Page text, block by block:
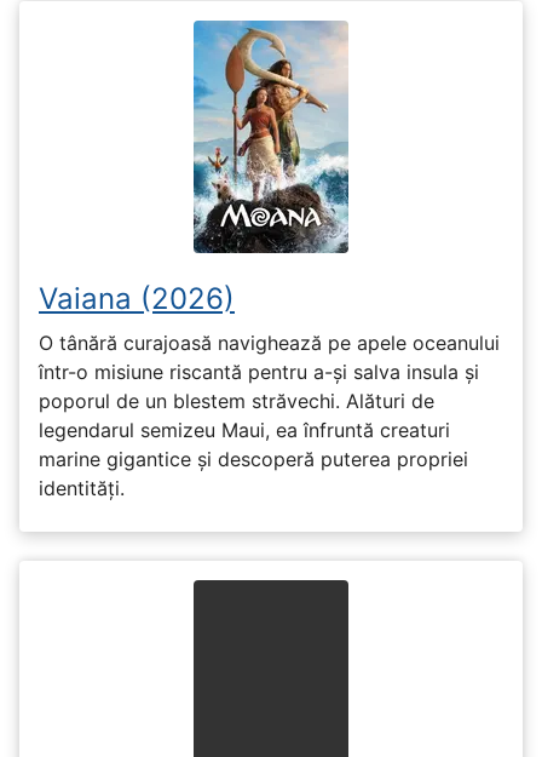
Vaiana (2026)
O tânără curajoasă navighează pe apele oceanului
într-o misiune riscantă pentru a-și salva insula și
poporul de un blestem străvechi. Alături de
legendarul semizeu Maui, ea înfruntă creaturi
marine gigantice și descoperă puterea propriei
identități.